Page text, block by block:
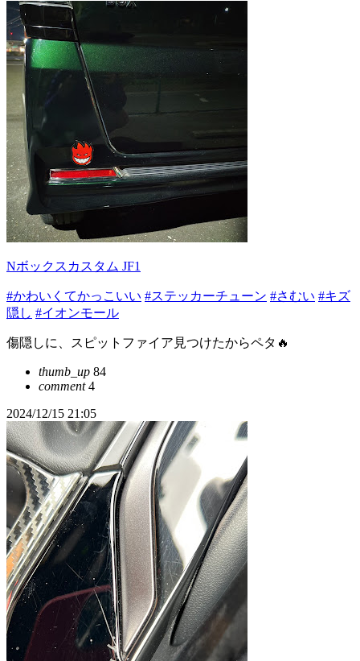
Nボックスカスタム JF1
#かわいくてかっこいい #ステッカーチューン #さむい #キズ
隠し #イオンモール
傷隠しに、スピットファイア見つけたからペタ🔥
thumb_up 84
comment4
2024/12/15 21:05